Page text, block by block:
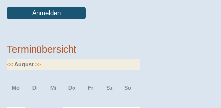
Anmelden
Terminübersicht
<<August >>
Mo Di Mi Do Fr Sa So